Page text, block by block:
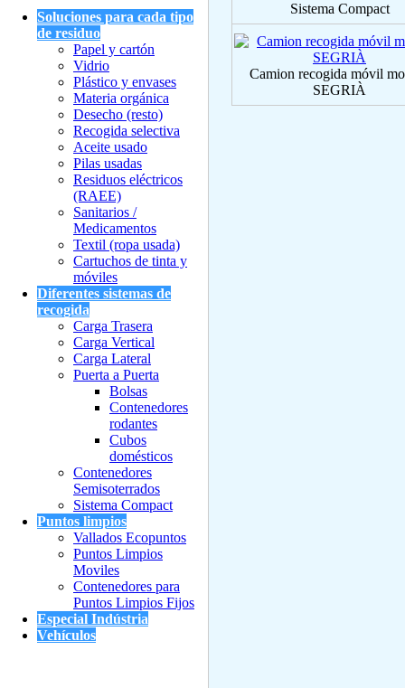
Soluciones para cada tipo
de residuo
Papel y cartón
Vidrio
Plástico y envases
Materia orgánica
Desecho (resto)
Recogida selectiva
Aceite usado
Pilas usadas
Residuos eléctricos
(RAEE)
Sanitarios /
Medicamentos
Textil (ropa usada)
Cartuchos de tinta y
móviles
Diferentes sistemas de
recogida
Carga Trasera
Carga Vertical
Carga Lateral
Puerta a Puerta
Bolsas
Contenedores
rodantes
Cubos
domésticos
Contenedores
Semisoterrados
Sistema Compact
Puntos limpios
Vallados Ecopuntos
Puntos Limpios
Moviles
Contenedores para
Puntos Limpios Fijos
Especial Indústria
Vehículos
Sistema Compact
Camion recogida móvil
SEGRIÀ